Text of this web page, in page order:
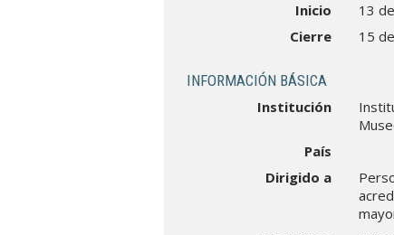
Inicio
13
Cierre
15
INFORMACIÓN BÁSICA
Institución
País
Dirigido a